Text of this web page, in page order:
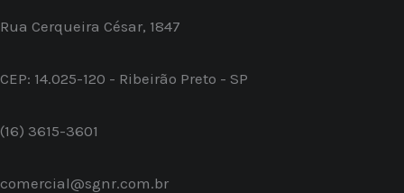
Rua Cerqueira César, 1847
CEP: 14.025-120 - Ribeirão Preto - SP
(16) 3615-3601
comercial@sgnr.com.br